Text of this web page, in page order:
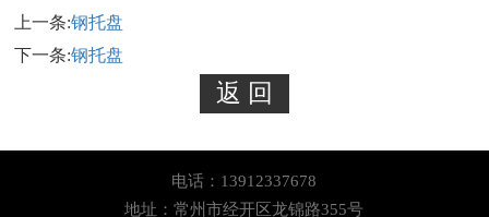
上一条:钢托盘
下一条:钢托盘
电话：13912337678
地址：常州市经开区龙锦路355号